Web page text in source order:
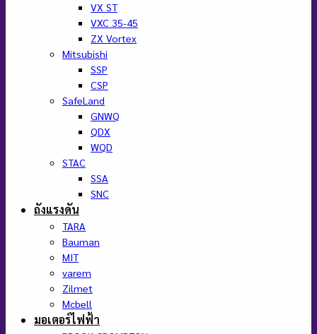
VX ST
VXC 35-45
ZX Vortex
Mitsubishi
SSP
CSP
SafeLand
GNWQ
QDX
WQD
STAC
SSA
SNC
ถังแรงดัน
TARA
Bauman
MIT
varem
Zilmet
Mcbell
มอเตอร์ไฟฟ้า